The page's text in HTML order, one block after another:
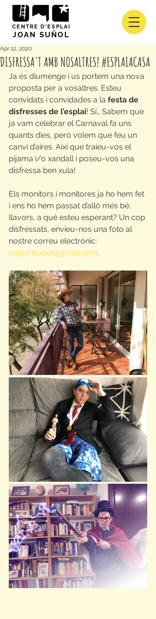
CENTRE D'ESPLAI
JOAN SUÑOL
DISFRESSA'T AMB NOSALTRES! #ESPLAIACASA
Apr 12, 2020
Ja és diumenge i us portem una nova
proposta per a vosaltres. Esteu
convidats i convidades a la festa de
disfresses de l’esplai! Sí… Sabem que
ja vam celebrar el Carnaval fa uns
quants dies, però volem que feu un
canvi d’aires. Així que traieu-vos el
pijama i/o xandall i poseu-vos una
disfressa ben xula!
Els monitors i monitores ja ho hem fet
i ens ho hem passat d’allò més bé,
llavors, a què esteu esperant? Un cop
disfressats, envieu-nos una foto al
nostre correu electrònic:
cejoansunol@gmail.com.